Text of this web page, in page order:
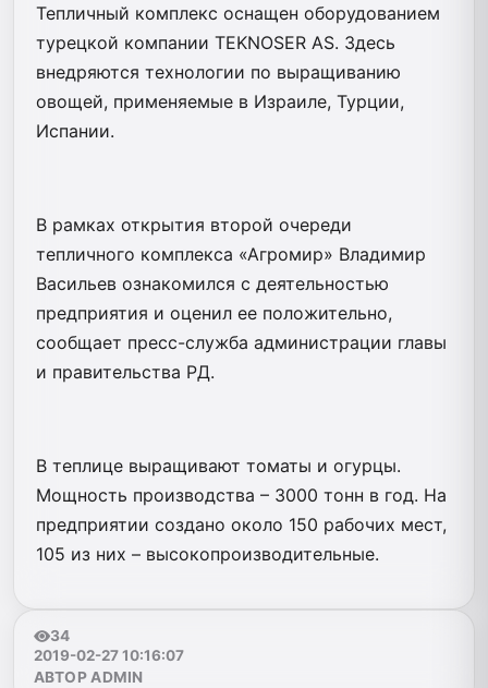
Тепличный комплекс оснащен оборудованием
турецкой компании TEKNOSER AS. Здесь
внедряются технологии по выращиванию
овощей, применяемые в Израиле, Турции,
Испании.
В рамках открытия второй очереди
тепличного комплекса «Агромир» Владимир
Васильев ознакомился с деятельностью
предприятия и оценил ее положительно,
сообщает пресс-служба администрации главы
и правительства РД.
В теплице выращивают томаты и огурцы.
Мощность производства – 3000 тонн в год. На
предприятии создано около 150 рабочих мест,
105 из них – высокопроизводительные.
34
2019-02-27 10:16:07
АВТОР ADMIN